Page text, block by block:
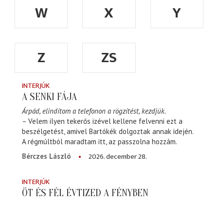
W
X
Y
Z
ZS
INTERJÚK
A SENKI FÁJA
Árpád, elindítom a telefonon a rögzítést, kezdjük.
– Velem ilyen tekerős izével kellene felvenni ezt a
beszélgetést, amivel Bartókék dolgoztak annak idején.
A régmúltból maradtam itt, az passzolna hozzám.
Bérczes László
2026. december 28.
INTERJÚK
ÖT ÉS FÉL ÉVTIZED A FÉNYBEN